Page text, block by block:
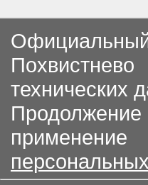
технических